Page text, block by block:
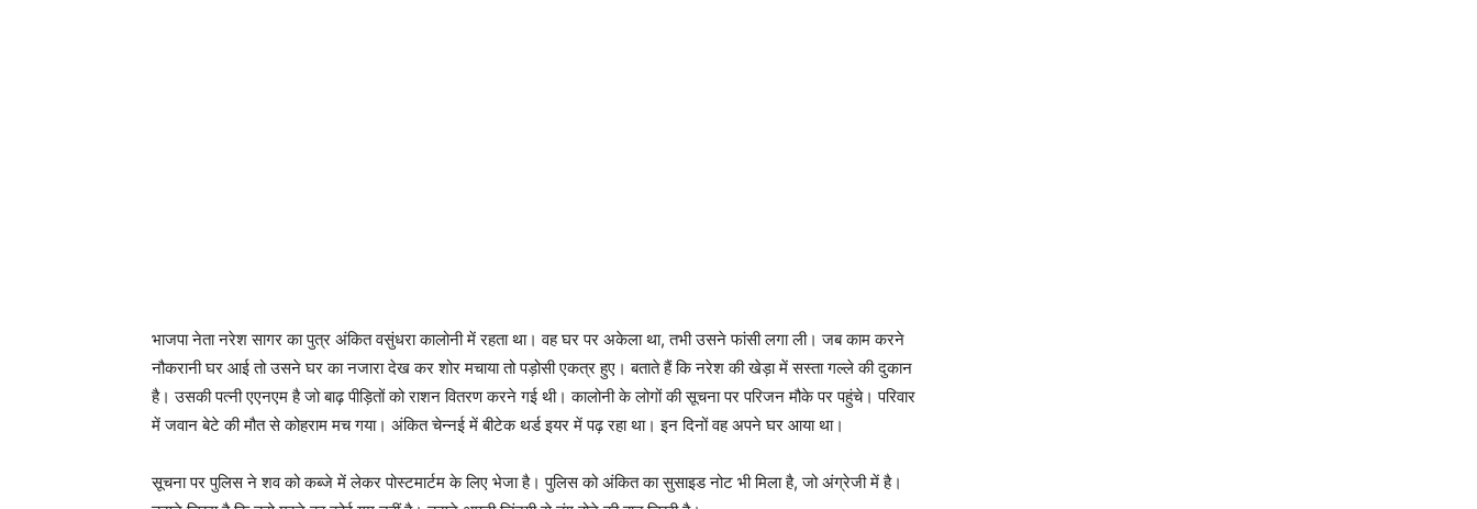
भाजपा नेता नरेश सागर का पुत्र अंकित वसुंधरा कालोनी में रहता था। वह घर पर अकेला था, तभी उसने फांसी लगा ली। जब काम करने
नौकरानी घर आई तो उसने घर का नजारा देख कर शोर मचाया तो पड़ोसी एकत्र हुए। बताते हैं कि नरेश की खेड़ा में सस्ता गल्ले की दुकान
है। उसकी पत्नी एएनएम है जो बाढ़ पीड़ितों को राशन वितरण करने गई थी। कालोनी के लोगों की सूचना पर परिजन मौके पर पहुंचे। परिवार
में जवान बेटे की मौत से कोहराम मच गया। अंकित चेन्नई में बीटेक थर्ड इयर में पढ़ रहा था। इन दिनों वह अपने घर आया था।
सूचना पर पुलिस ने शव को कब्जे में लेकर पोस्टमार्टम के लिए भेजा है। पुलिस को अंकित का सुसाइड नोट भी मिला है, जो अंग्रेजी में है।